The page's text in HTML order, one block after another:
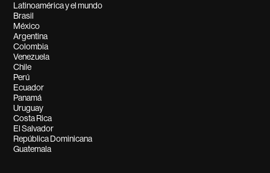
Latinoamérica y el mundo
Brasil
México
Argentina
Colombia
Venezuela
Chile
Perú
Ecuador
Panamá
Uruguay
Costa Rica
El Salvador
República Dominicana
Guatemala